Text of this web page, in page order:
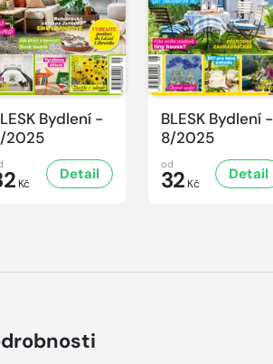
Bydlení -
2025
Kč
Detail
BLESK Bydlení -
8/2025
od
32 Kč
Detail